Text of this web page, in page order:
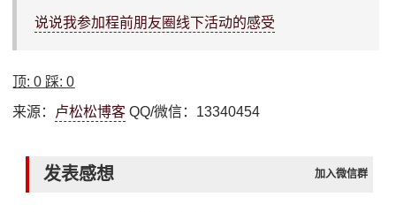
说说我参加程前朋友圈线下活动的感受
顶:0 踩:0
来源： 卢松松博客 QQ/微信：13340454
发表感想 加入微信群